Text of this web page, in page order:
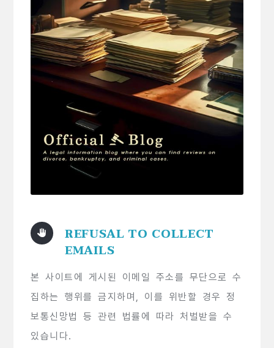
REFUSAL TO COLLECT
EMAILS
본 사이트에 게시된 이메일 주소를 무단으로 수
집하는 행위를 금지하며, 이를 위반할 경우 정
보통신망법 등 관련 법률에 따라 처벌받을 수
있습니다.